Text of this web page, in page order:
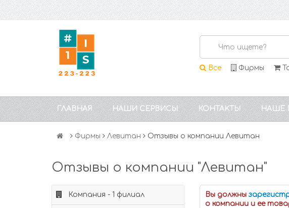
Все Фирмы
ГЛАВНАЯ НАШИ СЕРВИСЫ КОНТАКТЫ НАШЕ
Фирмы Левитан Отзывы о компании Левитан
Отзывы о компании "Левитан"
Компания - 1 филиал Вы должны
о компании и ее